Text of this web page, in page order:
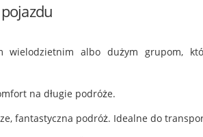
wielodzietnim albo dużym grupom,
na długie podróże.
fantastyczna podróż. Idealne do